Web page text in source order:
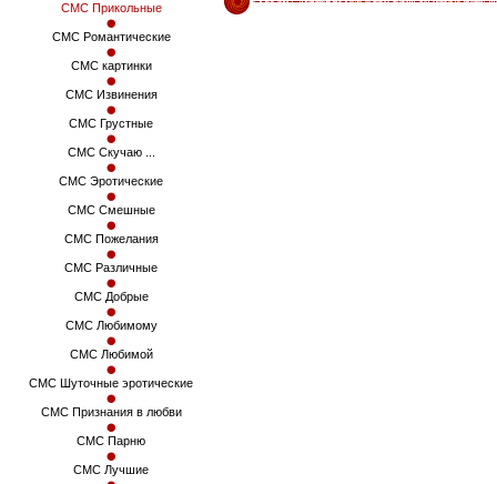
СМС Прикольные
СМС Романтические
СМС картинки
СМС Извинения
СМС Грустные
СМС Скучаю ...
СМС Эротические
СМС Смешные
СМС Пожелания
СМС Различные
СМС Добрые
СМС Любимому
СМС Любимой
СМС Шуточные эротические
СМС Признания в любви
СМС Парню
СМС Лучшие